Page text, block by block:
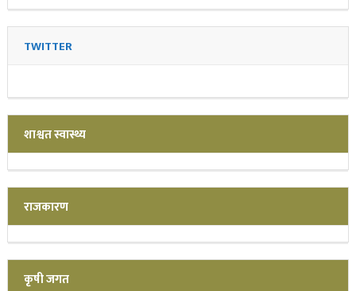
TWITTER
शाश्वत स्वास्थ्य
राजकारण
कृषी जगत